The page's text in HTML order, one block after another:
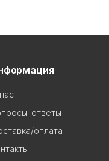
ответы
оплата